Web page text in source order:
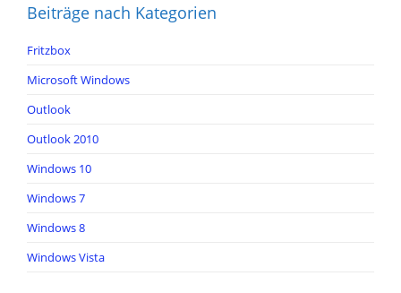
Beiträge nach Kategorien
Fritzbox
Microsoft Windows
Outlook
Outlook 2010
Windows 10
Windows 7
Windows 8
Windows Vista